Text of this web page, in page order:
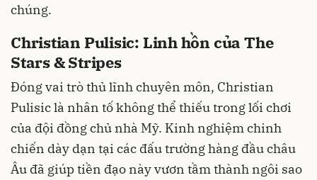
chúng.
Christian Pulisic: Linh hồn của The
Stars & Stripes
Đóng vai trò thủ lĩnh chuyên môn, Christian
Pulisic là nhân tố không thể thiếu trong lối chơi
của đội đồng chủ nhà Mỹ. Kinh nghiệm chinh
chiến dày dạn tại các đấu trường hàng đầu châu
Âu đã giúp tiền đạo này vươn tầm thành ngôi sao